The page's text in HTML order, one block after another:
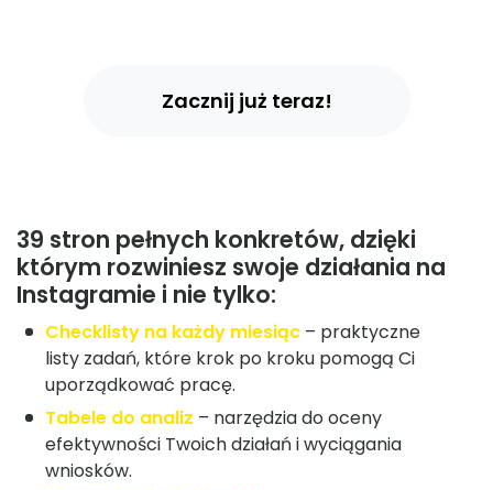
Zacznij już teraz!
39 stron pełnych konkretów, dzięki
którym rozwiniesz swoje działania na
Instagramie i nie tylko:
Checklisty na każdy miesiąc – praktyczne
listy zadań, które krok po kroku pomogą Ci
uporządkować pracę.
Tabele do analiz – narzędzia do oceny
efektywności Twoich działań i wyciągania
wniosków.